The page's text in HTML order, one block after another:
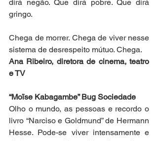
dirá negão. Que dirá pobre. Que dirá
gringo.
Chega de morrer. Chega de viver nesse
sistema de desrespeito mútuo. Chega.
Ana Ribeiro, diretora de cinema, teatro
e TV
“Moïse Kabagambe” Bug Sociedade
Olho o mundo, as pessoas e recordo o
livro “Narciso e Goldmund” de Hermann
Hesse. Pode-se viver intensamente e